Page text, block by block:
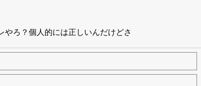
ろ？個人的には正しいんだけどさ